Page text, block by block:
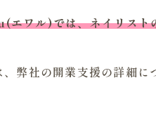
ワル)では、ネイリスト
弊社の開業支援の詳細に